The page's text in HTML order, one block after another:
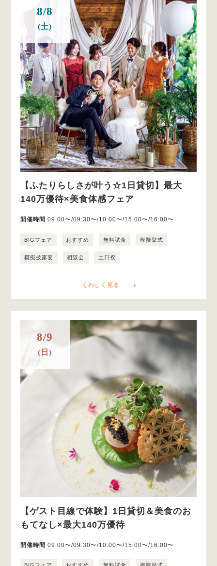
8/8
(土)
【ふたりらしさが叶う☆1日貸切】最大
140万優待×美食体感フェア
開催時間 09:00〜/09:30〜/10:00〜/15:00〜/16:00〜
BIGフェア おすすめ 無料試食 模擬挙式
模擬披露宴 相談会 土日祝
くわしく見る
8/9
(日)
【ゲスト目線で体験】1日貸切＆美食のお
もてなし×最大140万優待
開催時間 09:00〜/09:30〜/10:00〜/15:00〜/16:00〜